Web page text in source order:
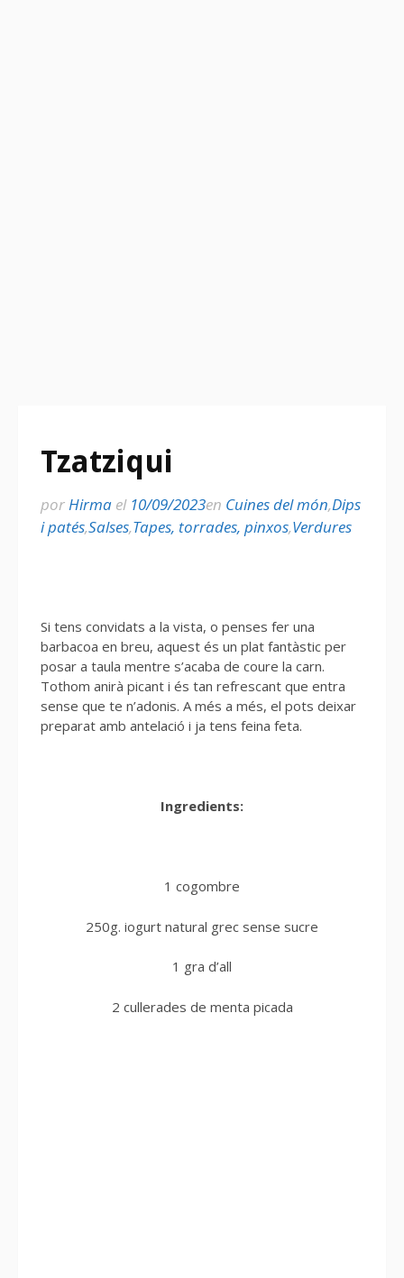
Tzatziqui
porHirma el 10/09/2023en Cuines del món,Dips
i patés,Salses,Tapes, torrades, pinxos,Verdures
Si tens convidats a la vista, o penses fer una
barbacoa en breu, aquest és un plat fantàstic per
posar a taula mentre s’acaba de coure la carn.
Tothom anirà picant i és tan refrescant que entra
sense que te n’adonis. A més a més, el pots deixar
preparat amb antelació i ja tens feina feta.
Ingredients:
1 cogombre
250g. iogurt natural grec sense sucre
1 gra d’all
2 cullerades de menta picada